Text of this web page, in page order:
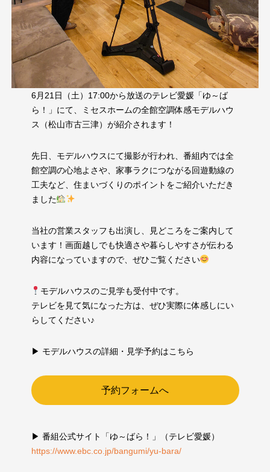
6月21日（土）17:00から放送のテレビ愛媛「ゆ～ば
ら！」にて、ミセスホームの全館空調体感モデルハウ
ス（松山市古三津）が紹介されます！
先日、モデルハウスにて撮影が行われ、番組内では全
館空調の心地よさや、家事ラクにつながる回遊動線の
工夫など、住まいづくりのポイントをご紹介いただき
ました
当社の営業スタッフも出演し、見どころをご案内して
います！画面越しでも快適さや暮らしやすさが伝わる
内容になっていますので、ぜひご覧ください
モデルハウスのご見学も受付中です。
テレビを見て気になった方は、ぜひ実際に体感しにい
らしてください♪
▶︎ モデルハウスの詳細・見学予約はこちら
予約フォームへ
▶︎ 番組公式サイト「ゆ～ばら！」（テレビ愛媛）
https://www.ebc.co.jp/bangumi/yu-bara/